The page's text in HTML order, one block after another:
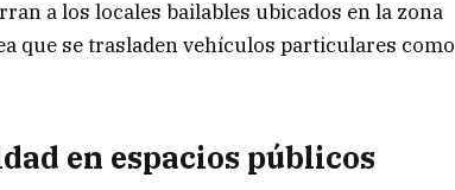
a los locales bailables ubicados en la zona
que se trasladen vehículos particulares como
en espacios públicos